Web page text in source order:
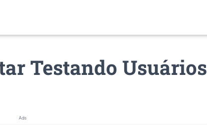
Testando Usuários
Ads